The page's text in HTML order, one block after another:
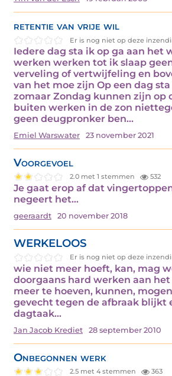
retentie van vrije wil
Er is nog niet op deze
Iedere dag sta ik op ga aan het
werken werken tot ik slaap
verveling of vertwijfeling en
van het moe zijn Op een dag
zomaar Zondag kunnen zijn op
buiten werken in de zon
geen deugpronker ben…
Emiel Warswater 23 november 2021
Voorgevoel
2.0 met 1 stemmen 532
Je gaat erop af dat
negeert het…
geeraardt 20 november 2018
WERKELOOS
Er is nog niet op deze
wie niet meer hoeft, kan, mag
doorgaans hard werken aan
meer te hoeven, kunnen,
gevecht tegen de afbraak blijkt
dagtaak…
Jan Jacob Krediet 28 september 2010
Onbegonnen werk
2.5 met 4 stemmen 363